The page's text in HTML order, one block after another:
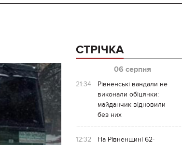
СТРІЧКА
06 серпня
21:34
Рівненські вандали не
виконали обіцянки:
майданчик відновили
без них
12:32
На Рівненщині 62-